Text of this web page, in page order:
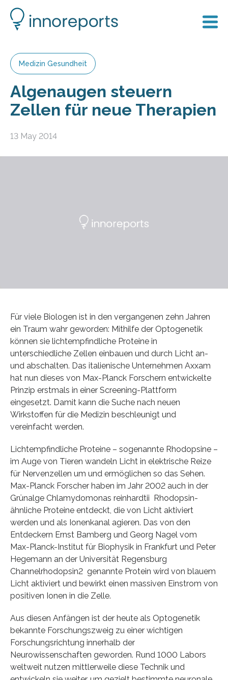
Medizin Gesundheit
Algenaugen steuern
Zellen für neue Therapien
13 May 2014
Für viele Biologen ist in den vergangenen zehn Jahren
ein Traum wahr geworden: Mithilfe der Optogenetik
können sie lichtempfindliche Proteine in
unterschiedliche Zellen einbauen und durch Licht an-
und abschalten. Das italienische Unternehmen Axxam
hat nun dieses von Max-Planck Forschern entwickelte
Prinzip erstmals in einer Screening-Plattform
eingesetzt. Damit kann die Suche nach neuen
Wirkstoffen für die Medizin beschleunigt und
vereinfacht werden.
Lichtempfindliche Proteine – sogenannte Rhodopsine –
im Auge von Tieren wandeln Licht in elektrische Reize
für Nervenzellen um und ermöglichen so das Sehen.
Max-Planck Forscher haben im Jahr 2002 auch in der
Grünalge Chlamydomonas reinhardtii Rhodopsin-
ähnliche Proteine entdeckt, die von Licht aktiviert
werden und als Ionenkanal agieren. Das von den
Entdeckern Ernst Bamberg und Georg Nagel vom
Max-Planck-Institut für Biophysik in Frankfurt und Peter
Hegemann an der Universität Regensburg
Channelrhodopsin2 genannte Protein wird von blauem
Licht aktiviert und bewirkt einen massiven Einstrom von
positiven Ionen in die Zelle.
Aus diesen Anfängen ist der heute als Optogenetik
bekannte Forschungszweig zu einer wichtigen
Forschungsrichtung innerhalb der
Neurowissenschaften geworden. Rund 1000 Labors
weltweit nutzen mittlerweile diese Technik und